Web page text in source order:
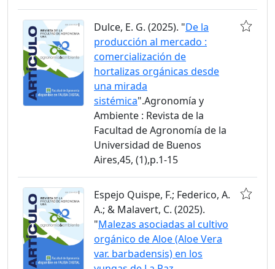
Dulce, E. G. (2025). "De la
producción al mercado :
comercialización de
hortalizas orgánicas desde
una mirada
sistémica".Agronomía y
Ambiente : Revista de la
Facultad de Agronomía de la
Universidad de Buenos
Aires,45, (1),p.1-15
Espejo Quispe, F.; Federico, A.
A.; & Malavert, C. (2025).
"Malezas asociadas al cultivo
orgánico de Aloe (Aloe Vera
var. barbadensis) en los